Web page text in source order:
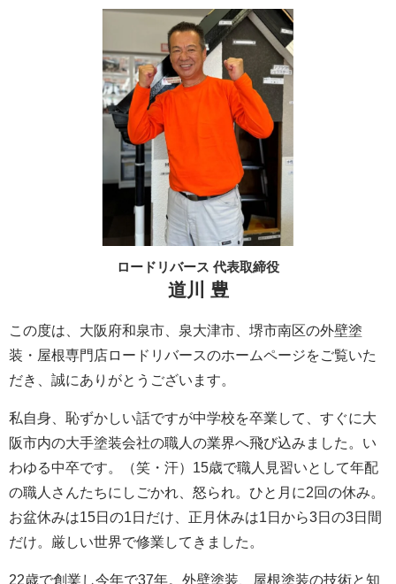
ロードリバース 代表取締役
道川 豊
この度は、大阪府和泉市、泉大津市、堺市南区の外壁塗
装・屋根専門店ロードリバースのホームページをご覧いた
だき、誠にありがとうございます。
私自身、恥ずかしい話ですが中学校を卒業して、すぐに大
阪市内の大手塗装会社の職人の業界へ飛び込みました。い
わゆる中卒です。（笑・汗）15歳で職人見習いとして年配
の職人さんたちにしごかれ、怒られ。ひと月に2回の休み。
お盆休みは15日の1日だけ、正月休みは1日から3日の3日間
だけ。厳しい世界で修業してきました。
22歳で創業し今年で37年。外壁塗装、屋根塗装の技術と知